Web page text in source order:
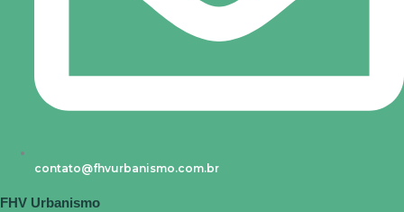
contato@fhvurbanismo.com.br
FHV Urbanismo